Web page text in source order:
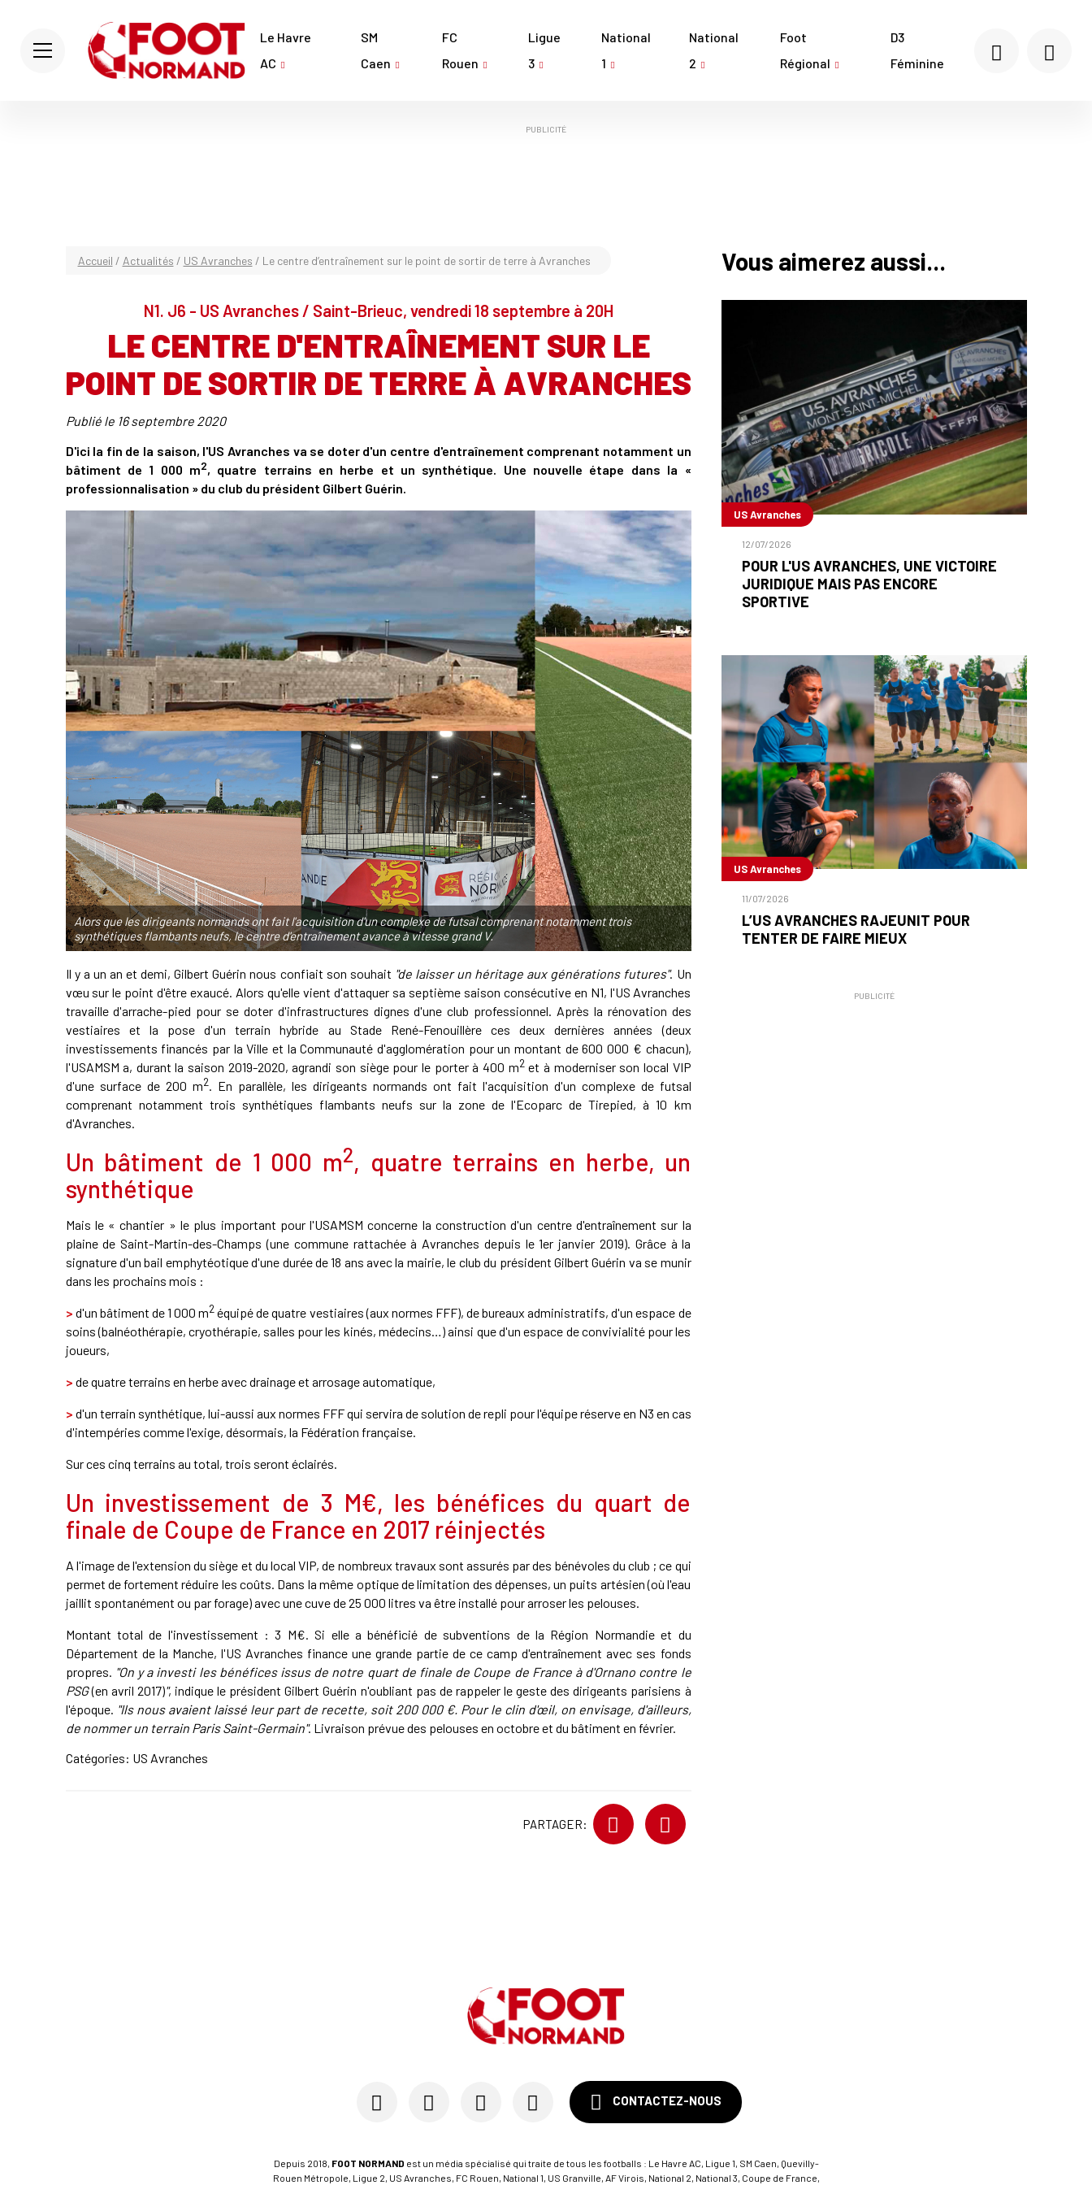
Le Havre
AC
SM
Caen
FC
Rouen
Ligue
3
National
1
National
2
Foot
Régional
D3
Féminine
PUBLICITÉ
Accueil / Actualités / US Avranches / Le centre d’entraînement sur le point de sortir de terre à Avranches
N1. J6 - US Avranches / Saint-Brieuc, vendredi 18 septembre à 20H
LE CENTRE D'ENTRAÎNEMENT SUR LE
POINT DE SORTIR DE TERRE À AVRANCHES
Publié le 16 septembre 2020
D'ici la fin de la saison, l'US Avranches va se doter d'un centre d'entraînement comprenant notamment un
bâtiment de 1 000 m2, quatre terrains en herbe et un synthétique. Une nouvelle étape dans la «
professionnalisation » du club du président Gilbert Guérin.
Alors que les dirigeants normands ont fait l'acquisition d'un complexe de futsal comprenant notamment trois
synthétiques flambants neufs, le centre d'entraînement avance à vitesse grand V.
Il y a un an et demi, Gilbert Guérin nous confiait son souhait "de laisser un héritage aux générations futures". Un
vœu sur le point d'être exaucé. Alors qu'elle vient d'attaquer sa septième saison consécutive en N1, l'US Avranches
travaille d'arrache-pied pour se doter d'infrastructures dignes d'une club professionnel. Après la rénovation des
vestiaires et la pose d'un terrain hybride au Stade René-Fenouillère ces deux dernières années (deux
investissements financés par la Ville et la Communauté d'agglomération pour un montant de 600 000 € chacun),
l'USAMSM a, durant la saison 2019-2020, agrandi son siège pour le porter à 400 m2et à moderniser son local VIP
d'une surface de 200 m2. En parallèle, les dirigeants normands ont fait l'acquisition d'un complexe de futsal
comprenant notamment trois synthétiques flambants neufs sur la zone de l'Ecoparc de Tirepied, à 10 km
d'Avranches.
Un bâtiment de 1 000 m2, quatre terrains en herbe, un
synthétique
Mais le « chantier » le plus important pour l'USAMSM concerne la construction d'un centre d'entraînement sur la
plaine de Saint-Martin-des-Champs (une commune rattachée à Avranches depuis le 1er janvier 2019). Grâce à la
signature d'un bail emphytéotique d'une durée de 18 ans avec la mairie, le club du président Gilbert Guérin va se munir
dans les prochains mois :
> d'un bâtiment de 1 000 m2 équipé de quatre vestiaires (aux normes FFF), de bureaux administratifs, d'un espace de
soins (balnéothérapie, cryothérapie, salles pour les kinés, médecins…) ainsi que d'un espace de convivialité pour les
joueurs,
> de quatre terrains en herbe avec drainage et arrosage automatique,
> d'un terrain synthétique, lui-aussi aux normes FFF qui servira de solution de repli pour l'équipe réserve en N3 en cas
d'intempéries comme l'exige, désormais, la Fédération française.
Sur ces cinq terrains au total, trois seront éclairés.
Un investissement de 3 M€, les bénéfices du quart de
finale de Coupe de France en 2017 réinjectés
A l'image de l'extension du siège et du local VIP, de nombreux travaux sont assurés par des bénévoles du club ; ce qui
permet de fortement réduire les coûts. Dans la même optique de limitation des dépenses, un puits artésien (où l'eau
jaillit spontanément ou par forage) avec une cuve de 25 000 litres va être installé pour arroser les pelouses.
Montant total de l'investissement : 3 M€. Si elle a bénéficié de subventions de la Région Normandie et du
Département de la Manche, l'US Avranches finance une grande partie de ce camp d'entraînement avec ses fonds
propres. "On y a investi les bénéfices issus de notre quart de finale de Coupe de France à d'Ornano contre le
PSG(en avril 2017)", indique le président Gilbert Guérin n'oubliant pas de rappeler le geste des dirigeants parisiens à
l'époque. "Ils nous avaient laissé leur part de recette, soit 200 000 €. Pour le clin d'œil, on envisage, d'ailleurs,
de nommer un terrain Paris Saint-Germain". Livraison prévue des pelouses en octobre et du bâtiment en février.
Catégories: US Avranches
PARTAGER:
Vous aimerez aussi...
US Avranches
12/07/2026
POUR L'US AVRANCHES, UNE VICTOIRE
JURIDIQUE MAIS PAS ENCORE
SPORTIVE
US Avranches
11/07/2026
L’US AVRANCHES RAJEUNIT POUR
TENTER DE FAIRE MIEUX
PUBLICITÉ
CONTACTEZ-NOUS
Depuis 2018, FOOT NORMAND est un média spécialisé qui traite de tous les footballs : Le Havre AC, Ligue 1, SM Caen, Quevilly-
Rouen Métropole, Ligue 2, US Avranches, FC Rouen, National 1, US Granville, AF Virois, National 2, National 3, Coupe de France,